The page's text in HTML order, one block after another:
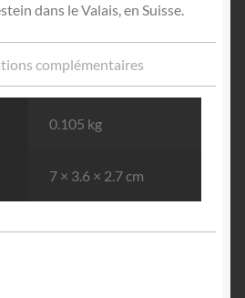
dans le Valais, en Suisse.
complémentaires
0.105 kg
7 × 3.6 × 2.7 cm